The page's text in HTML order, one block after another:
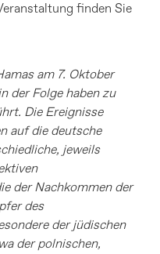
finden Sie
am 7. Oktober
der Folge haben zu
Die Ereignisse
auf die deutsche
jeweils
der Nachkommen der
des
der jüdischen
der polnischen,